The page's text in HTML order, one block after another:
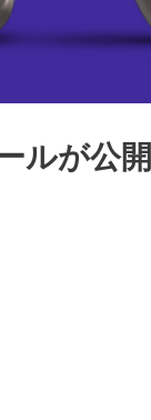
ルが公開